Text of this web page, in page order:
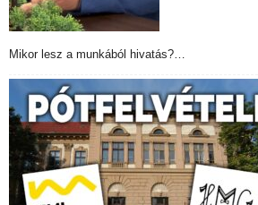
Mikor lesz a munkából hivatás?…